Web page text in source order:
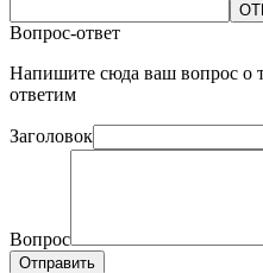
Вопрос-ответ
Напишите сюда ваш вопрос о
ответим
Заголовок
Вопрос
Отправить